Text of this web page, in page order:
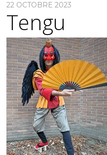
22 OCTOBRE 2023
Tengu